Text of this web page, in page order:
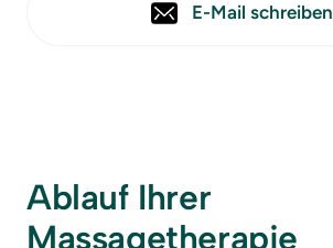
E-Mail schreiben
Ablauf Ihrer
Massagetherapie